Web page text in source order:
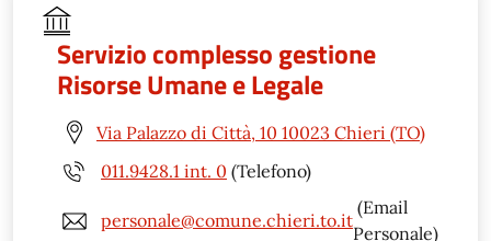
Servizio complesso gestione
Risorse Umane e Legale
Via Palazzo di Città, 10 10023 Chieri (TO)
011.9428.1 int. 0 (Telefono)
personale@comune.chieri.to.it
(Email
Personale)